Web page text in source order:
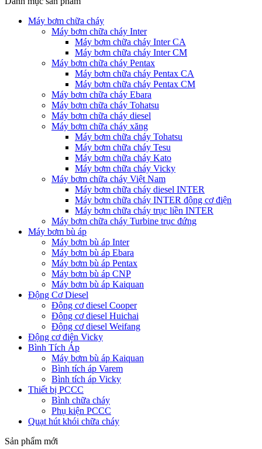
Máy bơm chữa cháy
Máy bơm chữa cháy Inter
Máy bơm chữa cháy Inter CA
Máy bơm chữa cháy Inter CM
Máy bơm chữa cháy Pentax
Máy bơm chữa cháy Pentax CA
Máy bơm chữa cháy Pentax CM
Máy bơm chữa cháy Ebara
Máy bơm chữa cháy Tohatsu
Máy bơm chữa cháy diesel
Máy bơm chữa cháy xăng
Máy bơm chữa cháy Tohatsu
Máy bơm chữa cháy Tesu
Máy bơm chữa cháy Kato
Máy bơm chữa cháy Vicky
Máy bơm chữa cháy Việt Nam
Máy bơm chữa cháy diesel INTER
Máy bơm chữa cháy INTER động cơ điện
Máy bơm chữa cháy trục liền INTER
Máy bơm chữa cháy Turbine trục đứng
Máy bơm bù áp
Máy bơm bù áp Inter
Máy bơm bù áp Ebara
Máy bơm bù áp Pentax
Máy bơm bù áp CNP
Máy bơm bù áp Kaiquan
Động Cơ Diesel
Động cơ diesel Cooper
Động cơ diesel Huichai
Động cơ diesel Weifang
Động cơ điện Vicky
Bình Tích Áp
Máy bơm bù áp Kaiquan
Bình tích áp Varem
Bình tích áp Vicky
Thiết bị PCCC
Bình chữa cháy
Phụ kiện PCCC
Quạt hút khói chữa cháy
Sản phẩm mới